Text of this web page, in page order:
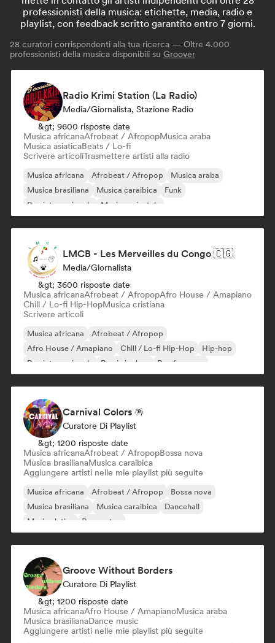
professionisti della musica: etichette, media, radio e
playlist, con feedback scritto garantito entro 7 giorni.
28 curatori corrispondenti alla tua ricerca — Oltre 4.000
professionisti della musica disponibili su Groover
Radio Krimi Station (La Radio)
Media/Giornalista, Stazione Radio
&gt; 9600 risposte date
Musica africanaAfrobeat / AfropopMusica araba
Musica asiaticaBeats / Lo-fi
Scrivere articoliTrasmettere artisti alla radio
Musica africana Afrobeat / Afropop
Musica araba
Musica brasiliana
Musica caraibica
Funk
Rap internazionale
Musica orientale
LMCB - Les Merveilles du Congo 🇨🇬
Media/Giornalista
&gt; 3600 risposte date
Musica africanaAfrobeat / AfropopAfro House / Amapiano
Chill / Lo-fi Hip-HopMusica cristiana
Scrivere articoli
Musica africana
Afrobeat / Afropop
Afro House / Amapiano
Chill / Lo-fi Hip-Hop
Hip-hop
Rap internazionale
Rap in inglese Rap francese
Carnival Colors 🪅
Curatore Di Playlist
&gt; 1200 risposte date
Musica africanaAfrobeat / AfropopBossa nova
Musica brasilianaMusica caraibica
Aggiungere artisti nelle mie playlist più seguite
Musica africana Afrobeat / Afropop
Bossa nova
Musica brasiliana
Musica caraibica
Dancehall
Musica latina
Reggaeton
Groove Without Borders
Curatore Di Playlist
&gt; 1200 risposte date
Musica africanaAfro House / AmapianoMusica araba
Musica brasilianaDance music
Aggiungere artisti nelle mie playlist più seguite